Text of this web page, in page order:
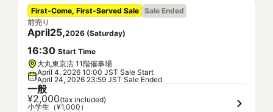
First-Come, First-Served Sale Sale Ended
前売り
April25,2026 (Saturday)
16:30 Start Time
大丸東京店 11階催事場
April 4, 2026 10:00 JST Sale Start
April 24, 2026 23:59 JST Sale Ended
一般
¥2,000(tax included)
小学生（¥1,000）